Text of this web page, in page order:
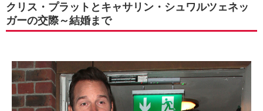
クリス・プラットとキャサリン・シュワルツェネッ
ガーの交際～結婚まで